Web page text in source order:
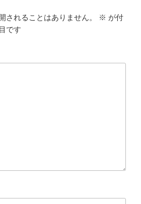
されることはありません。 ※ が付
です